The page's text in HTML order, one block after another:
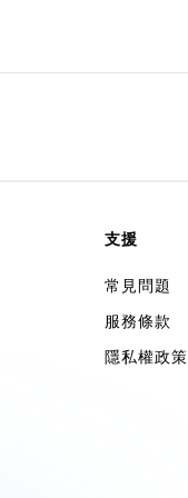
支援
常見問題
服務條款
隱私權政策